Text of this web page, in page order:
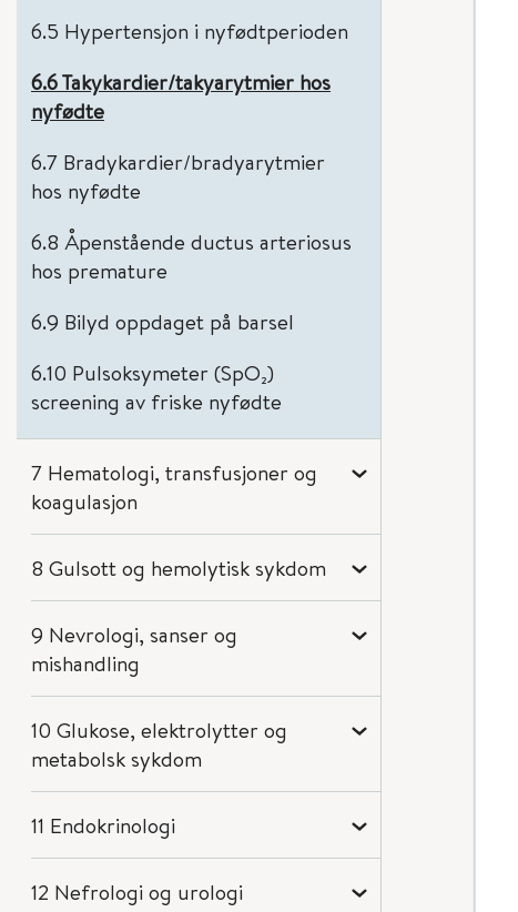
6.5 Hypertensjon i nyfødtperioden
6.6 Takykardier/takyarytmier hos
nyfødte
6.7 Bradykardier/bradyarytmier
hos nyfødte
6.8 Åpenstående ductus arteriosus
hos premature
6.9 Bilyd oppdaget på barsel
6.10 Pulsoksymeter (SpO₂)
screening av friske nyfødte
7 Hematologi, transfusjoner og
koagulasjon
8 Gulsott og hemolytisk sykdom
9 Nevrologi, sanser og
mishandling
10 Glukose, elektrolytter og
metabolsk sykdom
11 Endokrinologi
12 Nefrologi og urologi